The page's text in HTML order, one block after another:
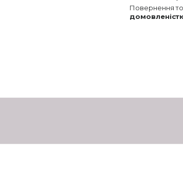
повернення